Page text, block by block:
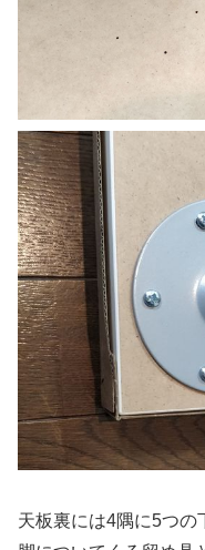
天板裏には4隅に5つの